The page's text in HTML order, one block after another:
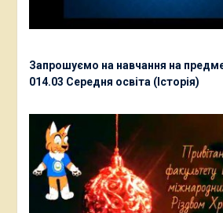
Запрошуємо на навчання на
014.03 Середня освіта (Історія)